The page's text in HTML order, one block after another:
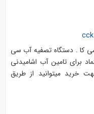
ای سی سی کا . دستگاه تصفیه آب سی
برای تامین آب اشامیدنی
خرید میتوانید از طریق